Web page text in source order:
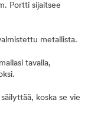
Portti sijaitsee
metallista.
tavalla,
koska se vie